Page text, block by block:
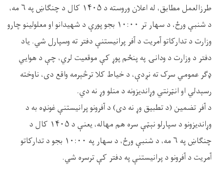
طرزالعمل مطابق، له اعلان وروسته د ۱۴۰۵ کال د چنګاښ په ۶ مه،
د شنبې ورځ، د سهار تر ۱۰:۰۰ بجو پورې د شهیدانو او معلولینو چارو
وزارت د تدارکاتو آمریت د آفر پرانیستنې دفتر ته وسپارل شي. یاد
دفتر د وزارت د ودانۍ په پنځم پوړ کې موقعیت لري، چې د هوایي
ډګر عمومي سرک ته نږدې، د خیاط کلا ترڅېرمه واقع دی، ناوخته
رسېدلي او انټرنتي وړاندیزونه د منلو وړ نه دي.
د آفر تضمین (د تطبیق وړ نه دی) د آفرونو پرانیستنې غونډه به د
وړاندیزونو د سپارلو نېټې سره هم مهاله، یعنې د ۱۴۰۵ کال د
چنګاښ په ۶ مه، د شنبې ورځ، د سهار په ۱۰:۰۰ بجو د تدارکاتو
آمریت د آفرونو د پرانیستنې په دفتر کې ترسره شي.